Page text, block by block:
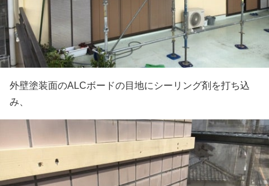
外壁塗装面のALCボードの目地にシーリング剤を打ち込
み、